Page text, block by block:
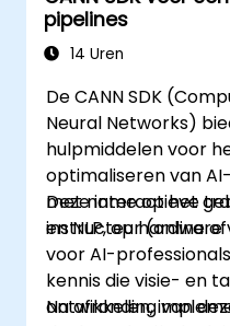
pipelines
14 Uren
De CANN SDK
Neural Networks)
hulpmiddelen voor
optimaliseren van
met name op het
en NLP, op
Deze interactieve
instructeur (online
voor AI-
kennis die visie- en
ontwikkelen,
Na afronding van